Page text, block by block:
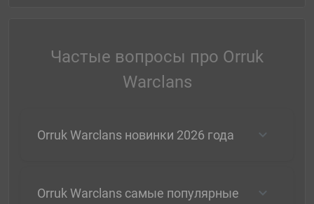
Частые вопросы про Orruk
Warclans
Orruk Warclans новинки 2026 года
Orruk Warclans самые популярные